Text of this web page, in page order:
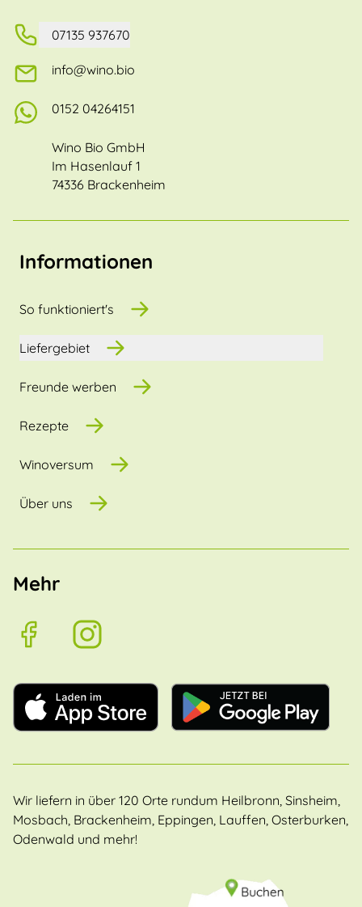
07135 937670
info@wino.bio
0152 04264151
Wino Bio GmbH
Im Hasenlauf 1
74336 Brackenheim
Informationen
So funktioniert's
Liefergebiet
Freunde werben
Rezepte
Winoversum
Über uns
Mehr
Wir liefern in über 120 Orte rundum Heilbronn, Sinsheim,
Mosbach, Brackenheim, Eppingen, Lauffen, Osterburken,
Odenwald und mehr!